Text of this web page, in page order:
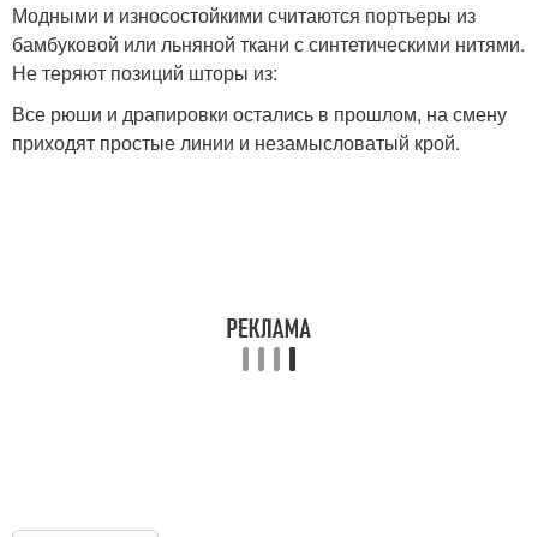
Модными и износостойкими считаются портьеры из
бамбуковой или льняной ткани с синтетическими нитями.
Не теряют позиций шторы из:
Все рюши и драпировки остались в прошлом, на смену
приходят простые линии и незамысловатый крой.